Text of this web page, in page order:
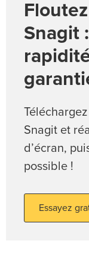
Snagit
Snagit et
d’écran,
possible !
Essayez